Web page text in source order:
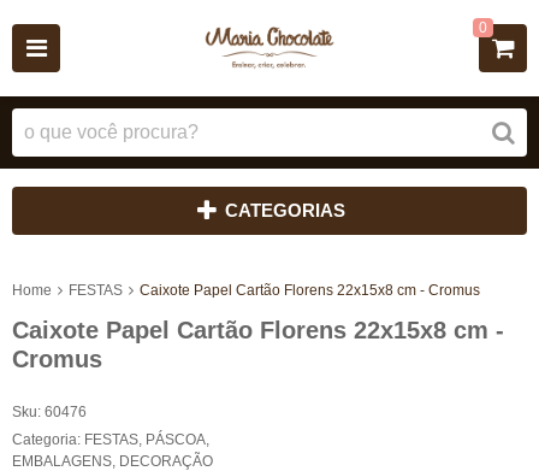
0
CATEGORIAS
Home FESTAS Caixote Papel Cartão Florens 22x15x8 cm - Cromus
Caixote Papel Cartão Florens 22x15x8 cm -
Cromus
Sku: 60476
Categoria: FESTAS PÁSCOA
EMBALAGENS DECORAÇÃO